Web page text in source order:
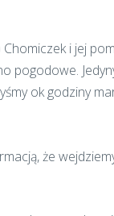
i jej
pogodowe.
ok godziny
że